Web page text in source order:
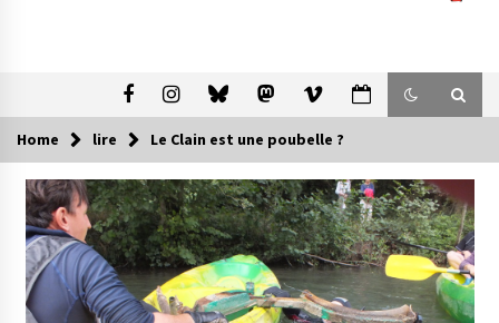
Home lire Le Clain est une poubelle ?